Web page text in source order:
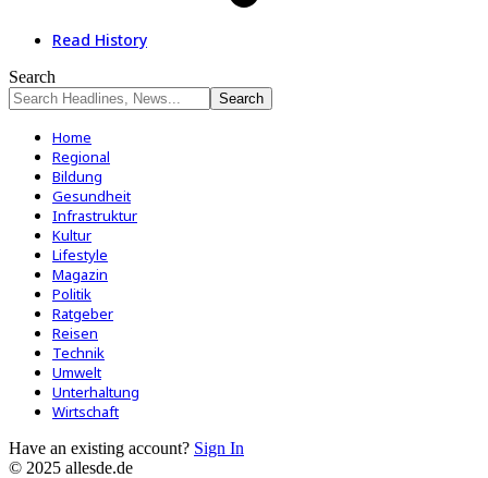
Read History
Search
Home
Regional
Bildung
Gesundheit
Infrastruktur
Kultur
Lifestyle
Magazin
Politik
Ratgeber
Reisen
Technik
Umwelt
Unterhaltung
Wirtschaft
Have an existing account? Sign In
© 2025 allesde.de